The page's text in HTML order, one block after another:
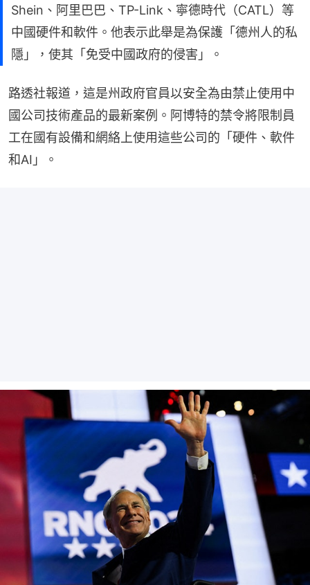
Shein、阿里巴巴、TP-Link、寧德時代（CATL）等
中國硬件和軟件。他表示此舉是為保護「德州人的私
隱」，使其「免受中國政府的侵害」。
路透社報道，這是州政府官員以安全為由禁止使用中
國公司技術產品的最新案例。阿博特的禁令將限制員
工在國有設備和網絡上使用這些公司的「硬件、軟件
和AI」。